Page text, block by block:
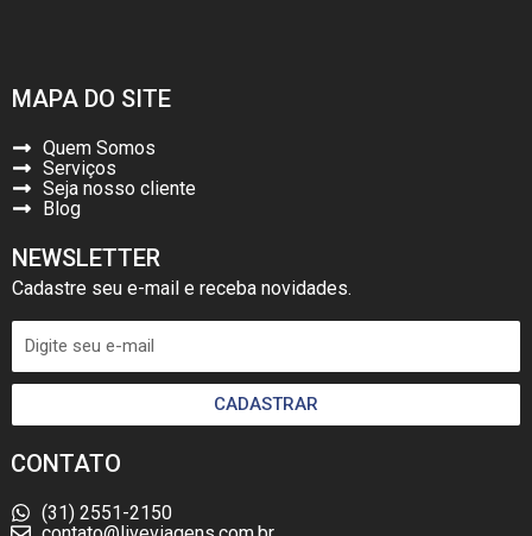
MAPA DO SITE
Quem Somos
Serviços
Seja nosso cliente
Blog
NEWSLETTER
Cadastre seu e-mail e receba novidades.
CADASTRAR
CONTATO
(31) 2551-2150